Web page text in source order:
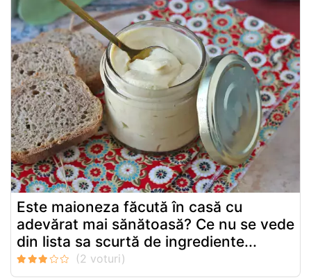
Este maioneza făcută în casă cu
adevărat mai sănătoasă? Ce nu se vede
din lista sa scurtă de ingrediente...